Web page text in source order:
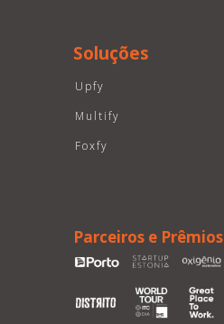
Soluções
Upfy
Multify
Foxfy
Parceiros e Prêmios